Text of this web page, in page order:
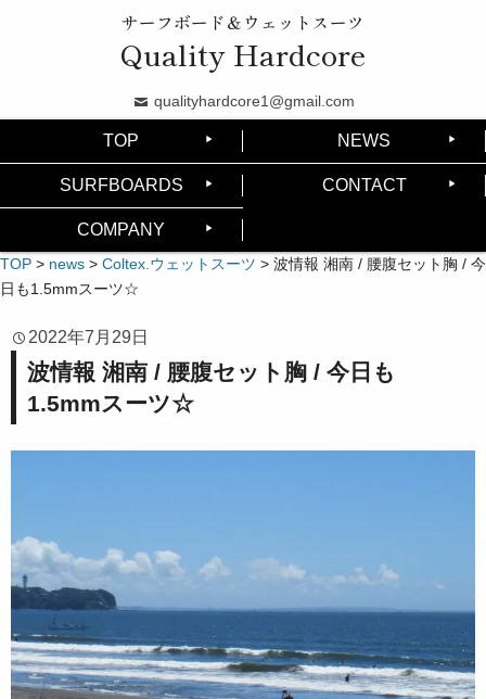
サーフボード＆ウェットスーツ
Quality Hardcore
qualityhardcore1@gmail.com
TOP NEWS
SURFBOARDS CONTACT
COMPANY
TOP > news > Coltex.ウェットスーツ > 波情報 湘南 / 腰腹セット胸 / 今
日も1.5mmスーツ☆
2022年7月29日
波情報 湘南 / 腰腹セット胸 / 今日も
1.5mmスーツ☆